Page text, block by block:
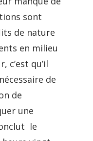
sont
de nature
en milieu
c’est qu’il
de
de
une
le